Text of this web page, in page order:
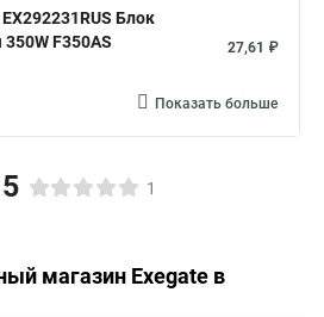
Блок
350W F350AS
27,61 ₽
Показать больше
5 1
магазин Exegate в